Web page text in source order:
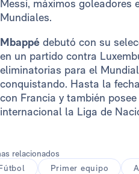
Messi, máximos goleadores
Mundiales.
Mbappé debutó con su
en un partido contra
eliminatorias para el
conquistando. Hasta la
con Francia y también
internacional la Liga de
relacionados
Primer equipo